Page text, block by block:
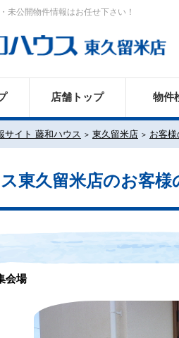
未公開物件情報はお任せ下さい！
店舗トップ 物件
サイト 藤和ハウス 東久留米店 お客
東久留米店のお客様
会場